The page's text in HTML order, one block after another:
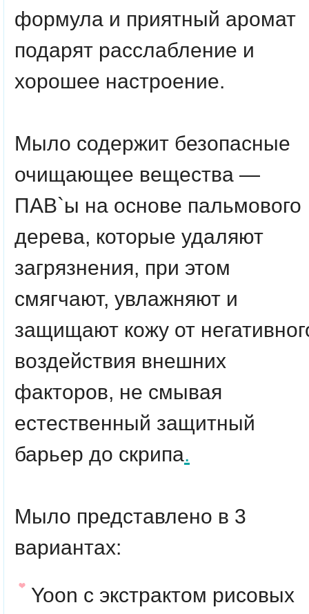
формула и приятный аромат
подарят расслабление и
хорошее настроение.
Мыло содержит безопасные
очищающее вещества —
ПАВ`ы на основе пальмового
дерева, которые удаляют
загрязнения, при этом
смягчают, увлажняют и
защищают кожу от
воздействия внешних
факторов, не смывая
естественный защитный
барьер до скрипа.
Мыло представлено в 3
вариантах:
Yoon с экстрактом рисовых